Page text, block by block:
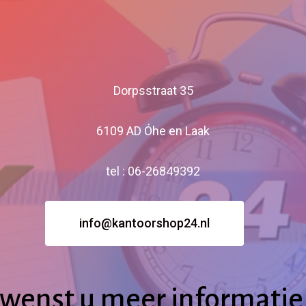
Dorpsstraat 35
6109 AD Óhe en Laak
tel : 06-26849392
info@kantoorshop24.nl
u meerinformatie